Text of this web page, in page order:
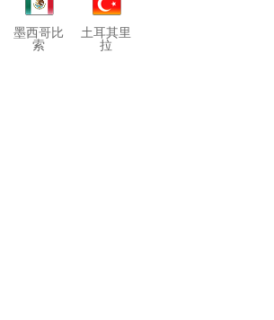
墨西哥比
索
土耳其里
拉